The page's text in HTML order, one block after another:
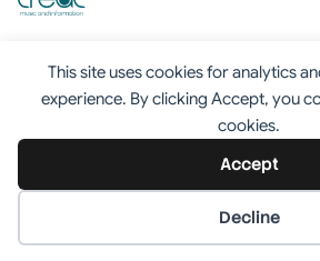
This site uses cookies for analytics
experience. By clicking Accept, you
cookies.
Accept
Decline
Tentang Redaksi Kontak